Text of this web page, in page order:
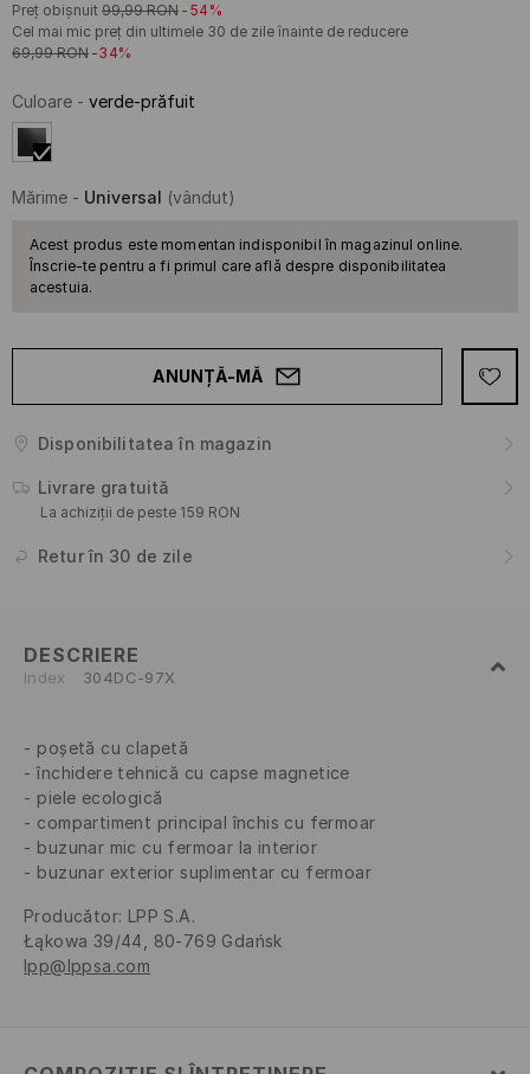
Preț obișnuit 99,99 RON -54%
Cel mai mic preț din ultimele 30 de zile înainte de reducere
69,99 RON -34%
Culoare - verde-prăfuit
Mărime - Universal (vândut)
Acest produs este momentan indisponibil în magazinul online.
Înscrie-te pentru a fi primul care află despre disponibilitatea
acestuia.
ANUNȚĂ-MĂ
Disponibilitatea în magazin
Livrare gratuită
La achiziții de peste 159 RON
Retur în 30 de zile
DESCRIERE
Index 304DC-97X
poșetă cu clapetă
închidere tehnică cu capse magnetice
piele ecologică
compartiment principal închis cu fermoar
buzunar mic cu fermoar la interior
buzunar exterior suplimentar cu fermoar
Producător: LPP S.A.
Łąkowa 39/44, 80-769 Gdańsk
lpp@lppsa.com